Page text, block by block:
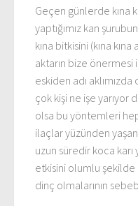
Geçen günlerde kına
yaptığımız kan
kına bitkisini (kına kına
aktarın bize önermesi
eskiden adı
çok kişi ne işe yarıyor
olsa bu yöntemleri
ilaçlar yüzünden
uzun süredir koca
etkisini olumlu şekilde
dinç olmalarının